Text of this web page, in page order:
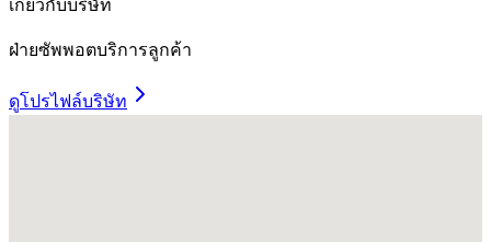
เกี่ยวกับบริษัท
ฝ่ายซัพพอตบริการลูกค้า
ดูโปรไฟล์บริษัท